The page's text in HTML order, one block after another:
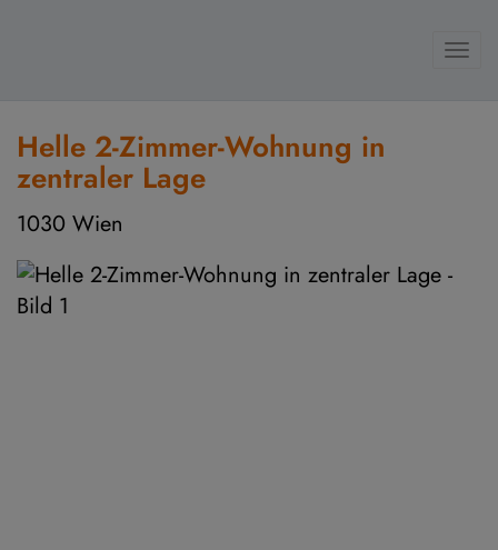
Helle 2-Zimmer-Wohnung in
zentraler Lage
1030 Wien